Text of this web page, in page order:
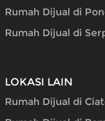
Rumah Dijual di
Rumah Dijual di
LOKASI LAIN
Rumah Dijual di